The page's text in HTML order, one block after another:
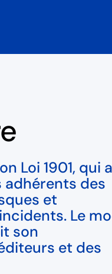
Loi 1901, qui a
adhérents des
et
Le
son
et des